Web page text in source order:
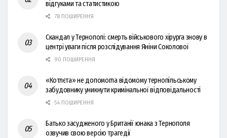
відгуками та статистикою
78 ПОШИРЕННЯ
Скандал у Тернополі: смерть військового хірурга знову в
центрі уваги після розслідування Яніни Соколової
90 ПОШИРЕННЯ
«Котлєта» не допомогла відомому тернопільському
забудовнику уникнути кримінальної відповідальності
54 ПОШИРЕННЯ
Батько засудженого у Британії юнака з Тернополя
озвучив свою версію трагедії